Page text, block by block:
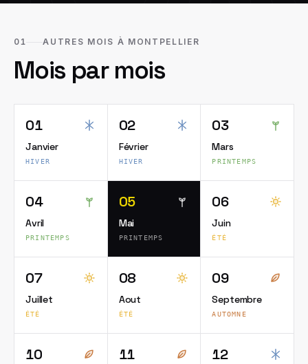
01 AUTRES MOIS À MONTPELLIER
Mois par mois
01
Janvier
HIVER
02
Février
HIVER
03
Mars
PRINTEMPS
04
Avril
PRINTEMPS
05
Mai
PRINTEMPS
06
Juin
ÉTÉ
07
Juillet
ÉTÉ
08
Aout
ÉTÉ
09
Septembre
AUTOMNE
10 11 12